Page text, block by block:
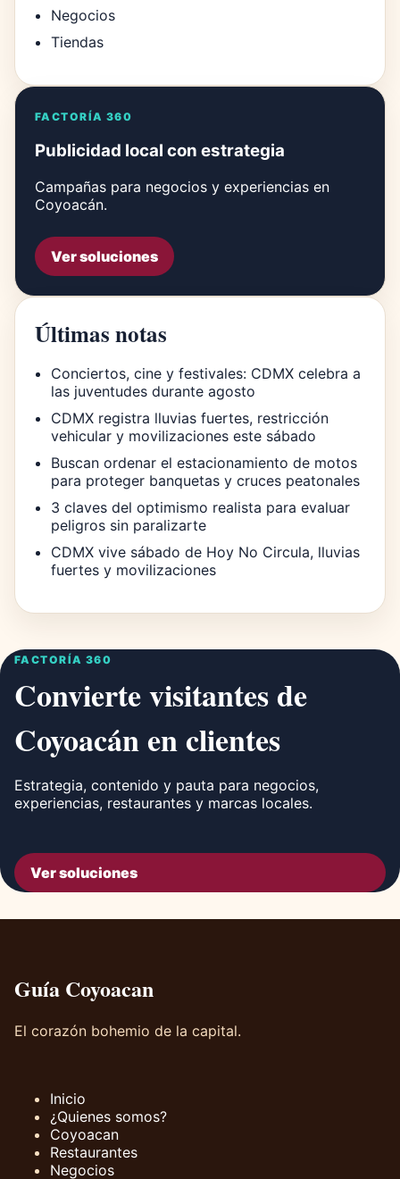
Negocios
Tiendas
FACTORÍA 360
Publicidad local con estrategia
Campañas para negocios y experiencias en
Coyoacán.
Ver soluciones
Últimas notas
Conciertos, cine y festivales: CDMX celebra a
las juventudes durante agosto
CDMX registra lluvias fuertes, restricción
vehicular y movilizaciones este sábado
Buscan ordenar el estacionamiento de motos
para proteger banquetas y cruces peatonales
3 claves del optimismo realista para evaluar
peligros sin paralizarte
CDMX vive sábado de Hoy No Circula, lluvias
fuertes y movilizaciones
FACTORÍA 360
Convierte visitantes de
Coyoacán en clientes
Estrategia, contenido y pauta para negocios,
experiencias, restaurantes y marcas locales.
Ver soluciones
Guía Coyoacan
El corazón bohemio de la capital.
Inicio
¿Quienes somos?
Coyoacan
Restaurantes
Negocios